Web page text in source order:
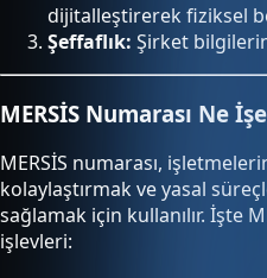
dijitalleştirerek fiziksel
Şeffaflık: Şirket
MERSİS Numarası Ne
MERSİS numarası,
kolaylaştırmak ve yasal
sağlamak için kullanılır. İşte
işlevleri: